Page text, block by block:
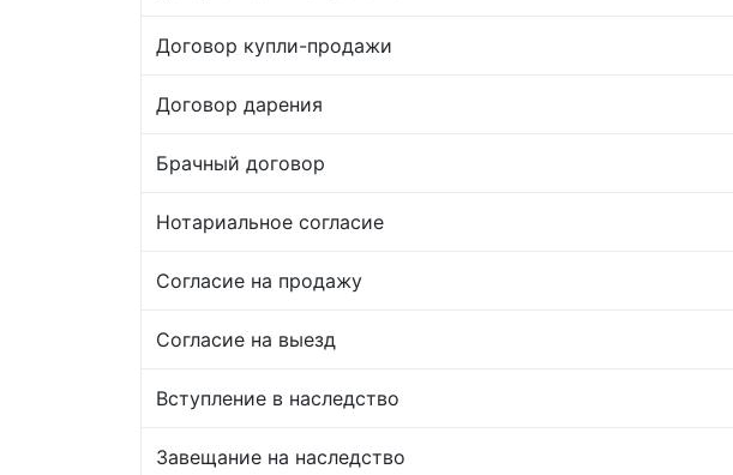
Договор купли-продажи
Договор дарения
Брачный договор
Нотариальное согласие
Согласие на продажу
Согласие на выезд
Вступление в наследство
Завещание на наследство